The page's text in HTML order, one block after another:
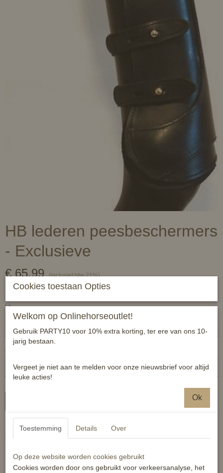
HB lederen peesbeschermers
- Exclusieve
€ 65,99 (inclusief btw 21%)
Op voorraad
hb
Aantal
Lederen peesbeschermers met neopreen voering en messing
beslag. Model Prestige
Specificaties
Cookies toestaan Opties
Welkom op Onlinehorseoutlet!
Gebruik PARTY10 voor 10% extra korting, ter ere van ons 10-
jarig bestaan.
Vergeet je niet aan te melden voor onze nieuwsbrief voor altijd
leuke acties!
Ok
Toestemming Details Over
Op deze website worden cookies gebruikt
Cookies worden door ons gebruikt voor verkeersanalyse, het